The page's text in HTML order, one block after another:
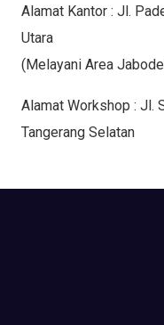
Alamat Kantor : Jl.
Utara
(Melayani Area
Alamat Workshop : Jl.
Tangerang Selatan